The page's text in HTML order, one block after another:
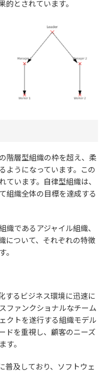
的とされています。
階層型組織の枠を超え、柔
ようになっています。この
います。自律型組織は、
組織全体の目標を達成する
であるアジャイル組織、
について、それぞれの特徴
。
するビジネス環境に迅速に
ファンクショナルなチーム
クトを遂行する組織モデル
ドを重視し、顧客のニーズ
す。
普及しており、ソフトウェ